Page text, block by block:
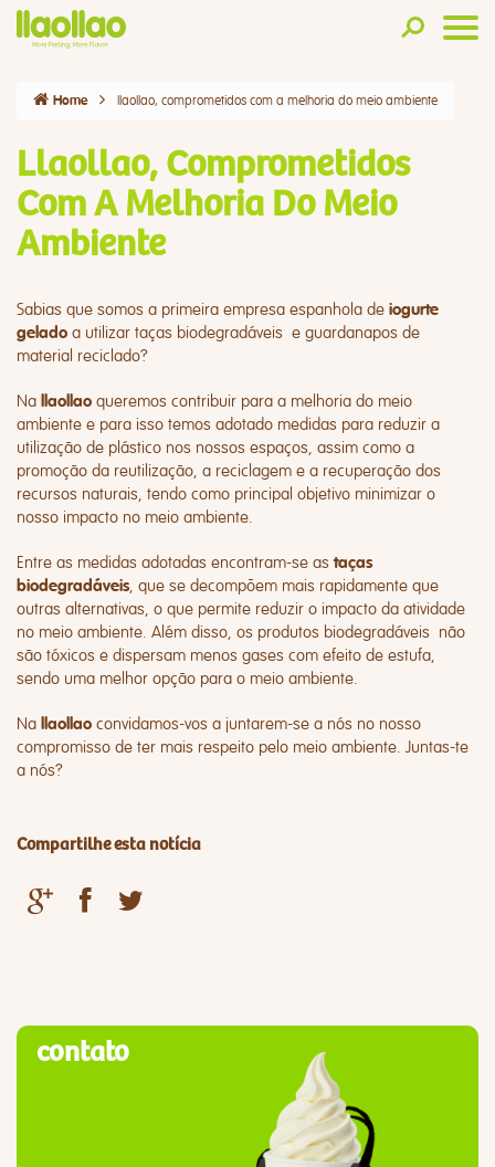
Home llaollao, comprometidos com a melhoria do meio ambiente
Llaollao, Comprometidos
Com A Melhoria Do Meio
Ambiente
Sabias que somos a primeira empresa espanhola de iogurte
gelado a utilizar taças biodegradáveis e guardanapos de
material reciclado?
Na llaollao queremos contribuir para a melhoria do meio
ambiente e para isso temos adotado medidas para reduzir a
utilização de plástico nos nossos espaços, assim como a
promoção da reutilização, a reciclagem e a recuperação dos
recursos naturais, tendo como principal objetivo minimizar o
nosso impacto no meio ambiente.
Entre as medidas adotadas encontram-se astaças
biodegradáveis, que se decompõem mais rapidamente que
outras alternativas, o que permite reduzir o impacto da atividade
no meio ambiente. Além disso, os produtos biodegradáveis não
são tóxicos e dispersam menos gases com efeito de estufa,
sendo uma melhor opção para o meio ambiente.
Na llaollao convidamos-vos a juntarem-se a nós no nosso
compromisso de ter mais respeito pelo meio ambiente. Juntas-te
a nós?
Compartilhe esta notícia
contato